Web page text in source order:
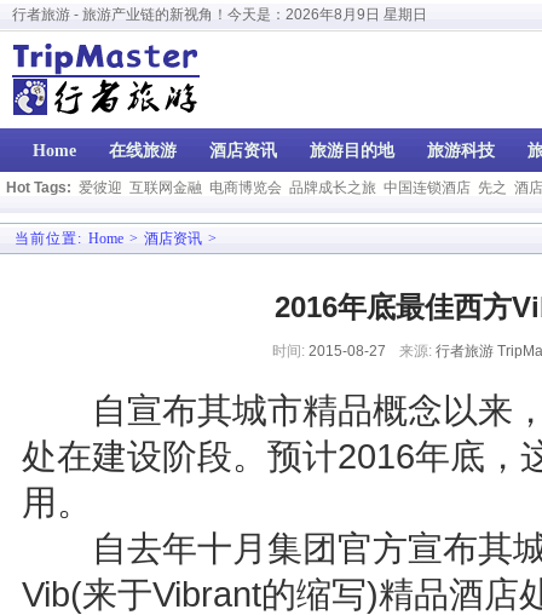
行者旅游 - 旅游产业链的新视角！今天是： 2026年8月9日 星期日
Home 在线旅游 酒店资讯 旅游目的地 旅游科技
Hot Tags: 爱彼迎 互联网金融 电商博览会 品牌成长之旅 中国连锁酒店 先之 酒
当前位置: Home > 酒店资讯 >
2016年底最佳西方
时间: 2015-08-27 来源: 行者旅游
自宣布其城市精品概念以来，
处在建设阶段。预计2016年底，
用。
自去年十月集团官方宣布其城
Vib(来于Vibrant的缩写)精品酒店